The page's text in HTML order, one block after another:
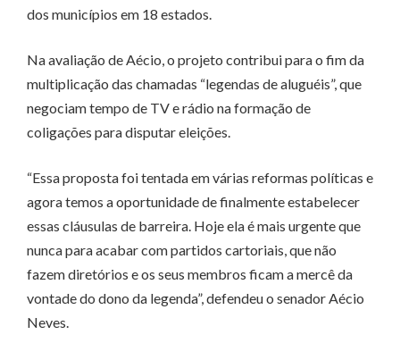
dos municípios em 18 estados.
Na avaliação de Aécio, o projeto contribui para o fim da
multiplicação das chamadas “legendas de aluguéis”, que
negociam tempo de TV e rádio na formação de
coligações para disputar eleições.
“Essa proposta foi tentada em várias reformas políticas e
agora temos a oportunidade de finalmente estabelecer
essas cláusulas de barreira. Hoje ela é mais urgente que
nunca para acabar com partidos cartoriais, que não
fazem diretórios e os seus membros ficam a mercê da
vontade do dono da legenda”, defendeu o senador Aécio
Neves.